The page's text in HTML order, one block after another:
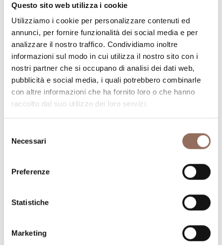
Questo sito web utilizza i cookie
Utilizziamo i cookie per personalizzare contenuti ed
annunci, per fornire funzionalità dei social media e per
analizzare il nostro traffico. Condividiamo inoltre
informazioni sul modo in cui utilizza il nostro sito con i
nostri partner che si occupano di analisi dei dati web,
pubblicità e social media, i quali potrebbero combinarle
con altre informazioni che ha fornito loro o che hanno
raccolto dal suo utilizzo dei loro servizi.
delNecessari
Preferenze
Statistiche
Marketing
La tua vacanza
Pianifica dove dormire, dove mangiare, cosa fare e
visitare in ogni angolo di Langhe Monferrato Roero, con
un occhio al meteo in tempo reale